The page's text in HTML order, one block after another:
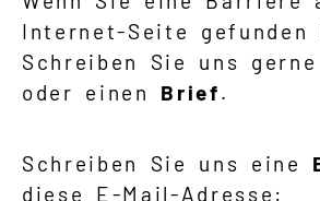
Internet-Seite gefunden
Schreiben Sie uns
oder einen Brief.
Schreiben Sie uns eine
diese E-Mail-Adresse: